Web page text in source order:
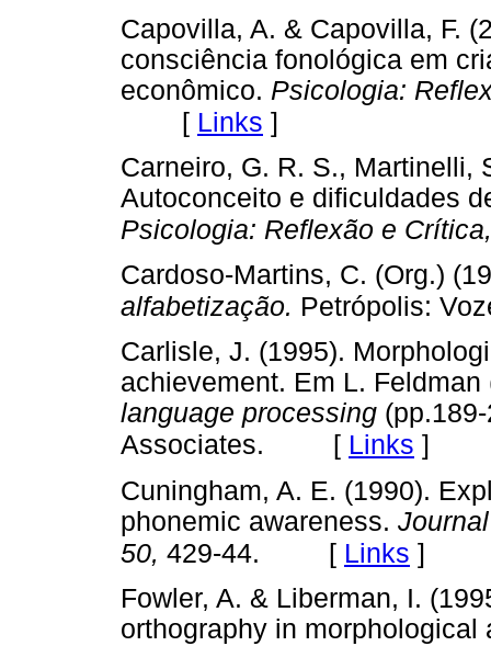
Capovilla, A. & Capovilla, F.
consciência fonológica em
econômico. Psicologia:
[ Links ]
Carneiro, G. R. S., Martinelli,
Autoconceito e dificuldades
Psicologia: Reflexão e
Cardoso-Martins, C. (Org.)
alfabetização. Petrópolis:
Carlisle, J. (1995).
achievement. Em L.
language processing
Associates.
[ Links ]
Cuningham, A. E. (1990).
phonemic awareness.
50, 429-44. [ Links ]
Fowler, A. & Liberman, I.
orthography in morphological